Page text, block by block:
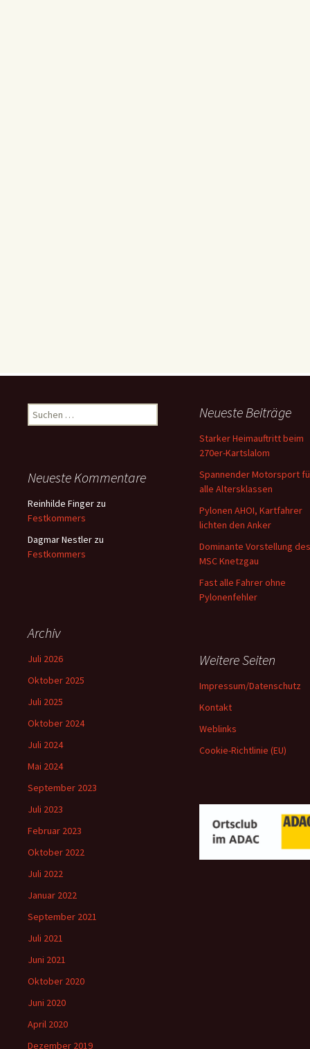
Suchen
nach:
Neueste Beiträge
Starker Heimauftritt beim
270er-Kartslalom
Spannender Motorsport
alle Altersklassen
Pylonen AHOI, Kartfahrer
lichten den Anker
Dominante Vorstellung des
MSC Knetzgau
Fast alle Fahrer ohne
Pylonenfehler
Neueste Kommentare
Reinhilde Finger zu
Festkommers
Dagmar Nestler zu
Festkommers
Archiv
Juli 2026
Oktober 2025
Juli 2025
Oktober 2024
Juli 2024
Mai 2024
September 2023
Juli 2023
Februar 2023
Oktober 2022
Juli 2022
Januar 2022
September 2021
Juli 2021
Juni 2021
Oktober 2020
Juni 2020
April 2020
Dezember 2019
Weitere Seiten
Impressum/Datenschutz
Kontakt
Weblinks
Cookie-Richtlinie (EU)